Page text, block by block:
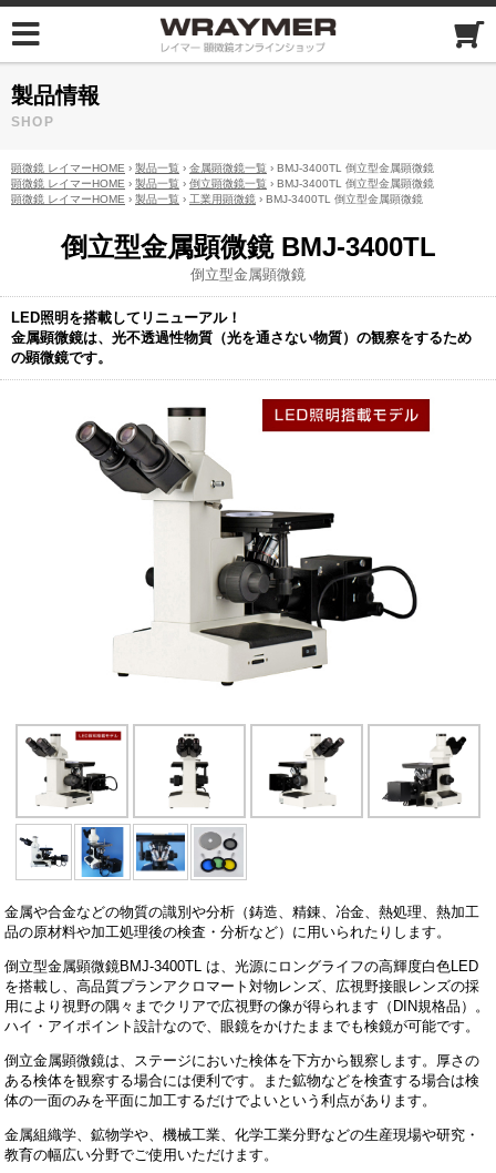
製品情報
SHOP
顕微鏡 レイマーHOME › 製品一覧 › 金属顕微鏡一覧 › BMJ-3400TL 倒立型金属顕微鏡
顕微鏡 レイマーHOME › 製品一覧 › 倒立顕微鏡一覧 › BMJ-3400TL 倒立型金属顕微鏡
顕微鏡 レイマーHOME › 製品一覧 › 工業用顕微鏡 › BMJ-3400TL 倒立型金属顕微鏡
倒立型金属顕微鏡 BMJ-3400TL
倒立型金属顕微鏡
LED照明を搭載してリニューアル！
金属顕微鏡は、光不透過性物質（光を通さない物質）の観察をするため
の顕微鏡です。
金属や合金などの物質の識別や分析（鋳造、精錬、冶金、熱処理、熱加工
品の原材料や加工処理後の検査・分析など）に用いられたりします。
倒立型金属顕微鏡BMJ-3400TL は、光源にロングライフの高輝度白色LED
を搭載し、高品質プランアクロマート対物レンズ、広視野接眼レンズの採
用により視野の隅々までクリアで広視野の像が得られます（DIN規格品）。
ハイ・アイポイント設計なので、眼鏡をかけたままでも検鏡が可能です。
倒立金属顕微鏡は、ステージにおいた検体を下方から観察します。厚さの
ある検体を観察する場合には便利です。また鉱物などを検査する場合は検
体の一面のみを平面に加工するだけでよいという利点があります。
金属組織学、鉱物学や、機械工業、化学工業分野などの生産現場や研究・
教育の幅広い分野でご使用いただけます。